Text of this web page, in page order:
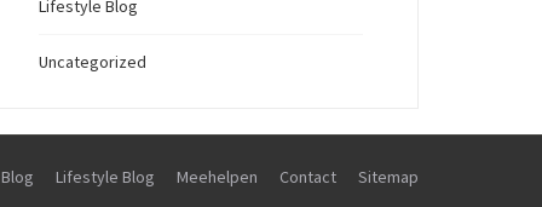
Lifestyle Blog
Uncategorized
Lifestyle Blog Meehelpen Contact Sitemap